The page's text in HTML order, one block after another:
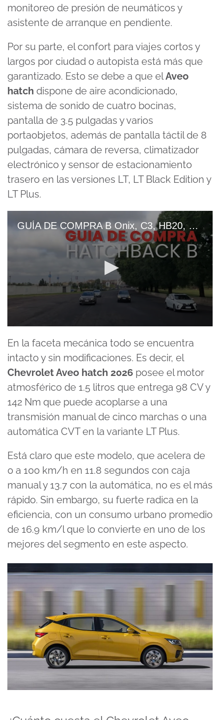
monitoreo de presión de neumáticos y
asistente de arranque en pendiente.
Por su parte, el confort para viajes cortos y
largos por ciudad o autopista está más que
garantizado. Esto se debe a que elAveo
hatch dispone de aire acondicionado,
sistema de sonido de cuatro bocinas,
pantalla de 3.5 pulgadas y varios
portaobjetos, además de pantalla táctil de 8
pulgadas, cámara de reversa, climatizador
electrónico y sensor de estacionamiento
trasero en las versiones LT, LT Black Edition y
LT Plus.
GUÍA DE COMPRA B Onix, C3, HB20, 208, Yaris Y Polo FRENTE A FRENTE
seconds
of
15
minutes,
58
seconds
En la faceta mecánica todo se encuentra
intacto y sin modificaciones. Es decir, el
Chevrolet Aveo hatch 2026 posee el motor
atmosférico de 1.5 litros que entrega 98 CV y
142 Nm que puede acoplarse a una
transmisión manual de cinco marchas o una
automática CVT en la variante LT Plus.
Está claro que este modelo, que acelera de
0 a 100 km/h en 11.8 segundos con caja
manual y 13.7 con la automática, no es el más
rápido. Sin embargo, su fuerte radica en la
eficiencia, con un consumo urbano promedio
de 16.9 km/l que lo convierte en uno de los
mejores del segmento en este aspecto.